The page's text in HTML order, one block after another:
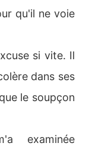
qu'il ne voie
si vite. Il
dans ses
le soupçon
examinée